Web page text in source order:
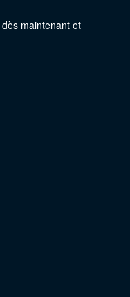
dès maintenant et